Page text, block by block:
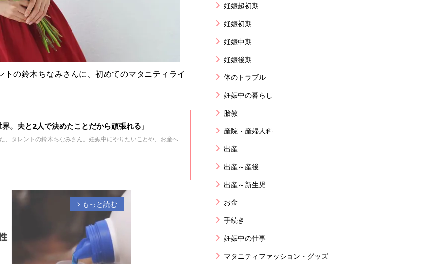
の鈴木ちなみさんに、初めてのマタニティライ
。夫と2人で決めたことだから頑張れる」
、タレントの鈴木ちなみさん。妊娠中にやりたいことや、お産へ
arrow_forward_ios もっと読む
妊娠超初期
妊娠初期
妊娠中期
妊娠後期
体のトラブル
妊娠中の暮らし
胎教
産院・産婦人科
出産
出産～産後
出産～新生児
お金
手続き
妊娠中の仕事
マタニティファッション・グッズ